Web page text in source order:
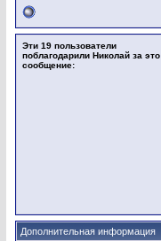
Эти 19 пользователи
поблагодарили Николай за это
сообщение:
Дополнительная информация